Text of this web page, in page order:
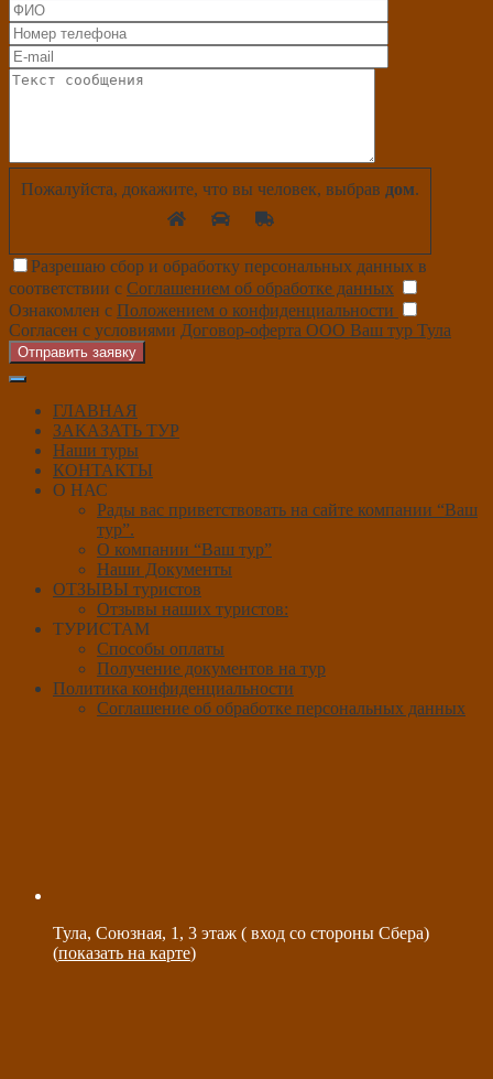
Пожалуйста, докажите, что вы человек, выбрав дом.
Разрешаю сбор и обработку персональных данных в
соответствии с Соглашением об обработке данных
Ознакомлен с Положением о конфиденциальности
Согласен с условиями Договор-оферта ООО Ваш тур Тула
Отправить заявку
ГЛАВНАЯ
ЗАКАЗАТЬ ТУР
Наши туры
КОНТАКТЫ
О НАС
Рады вас приветствовать на сайте компании “Ваш
тур”.
О компании “Ваш тур”
Наши Документы
ОТЗЫВЫ туристов
Отзывы наших туристов:
ТУРИСТАМ
Способы оплаты
Получение документов на тур
Политика конфиденциальности
Соглашение об обработке персональных данных
Тула, Союзная, 1, 3 этаж ( вход со стороны Сбера)
(показать на карте)